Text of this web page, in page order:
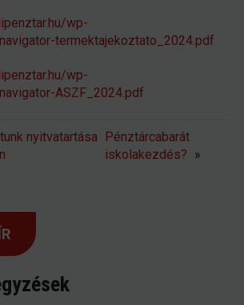
wp-
termektajekoztato_2024.pdf
wp-
ASZF_2024.pdf
nyitvatartása
Pénztárcabarát
iskolakezdés? »